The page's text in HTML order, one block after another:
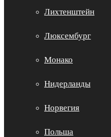
Лихтенштейн
Люксембург
Монако
Нидерланды
Норвегия
Польша